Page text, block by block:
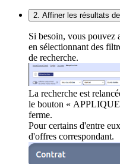
2. Affiner les résultats
Si besoin, vous pouvez
en sélectionnant des
de recherche.
La recherche est
le bouton «
ferme.
Pour certains d'entre
d'offres correspondant.